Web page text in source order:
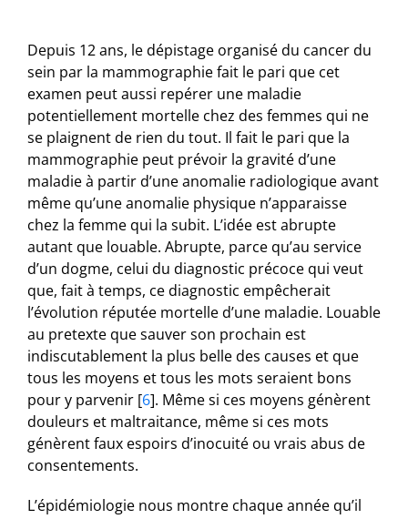
Depuis 12 ans, le dépistage organisé du cancer du
sein par la mammographie fait le pari que cet
examen peut aussi repérer une maladie
potentiellement mortelle chez des femmes qui ne
se plaignent de rien du tout. Il fait le pari que la
mammographie peut prévoir la gravité d’une
maladie à partir d’une anomalie radiologique avant
même qu’une anomalie physique n’apparaisse
chez la femme qui la subit. L’idée est abrupte
autant que louable. Abrupte, parce qu’au service
d’un dogme, celui du diagnostic précoce qui veut
que, fait à temps, ce diagnostic empêcherait
l’évolution réputée mortelle d’une maladie. Louable
au pretexte que sauver son prochain est
indiscutablement la plus belle des causes et que
tous les moyens et tous les mots seraient bons
pour y parvenir[6]. Même si ces moyens génèrent
douleurs et maltraitance, même si ces mots
génèrent faux espoirs d’inocuité ou vrais abus de
consentements.
L’épidémiologie nous montre chaque année qu’il